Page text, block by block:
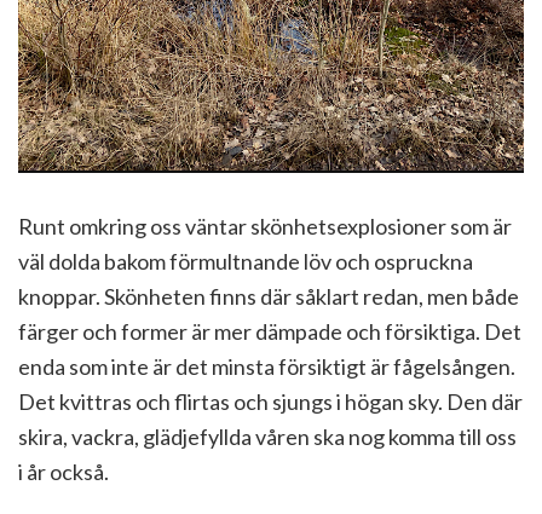
Runt omkring oss väntar skönhetsexplosioner som är
väl dolda bakom förmultnande löv och ospruckna
knoppar. Skönheten finns där såklart redan, men både
färger och former är mer dämpade och försiktiga. Det
enda som inte är det minsta försiktigt är fågelsången.
Det kvittras och flirtas och sjungs i högan sky. Den där
skira, vackra, glädjefyllda våren ska nog komma till oss
i år också.